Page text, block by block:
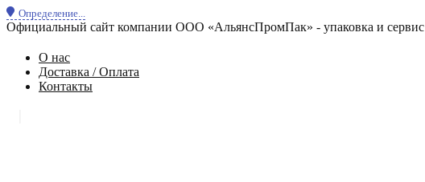
Определение...
Официальный сайт компании ООО «АльянсПромПак» - упаковка и сервис
О нас
Доставка / Оплата
Контакты